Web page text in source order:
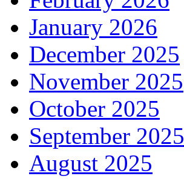
January 2026
December 2025
November 2025
October 2025
September 2025
August 2025